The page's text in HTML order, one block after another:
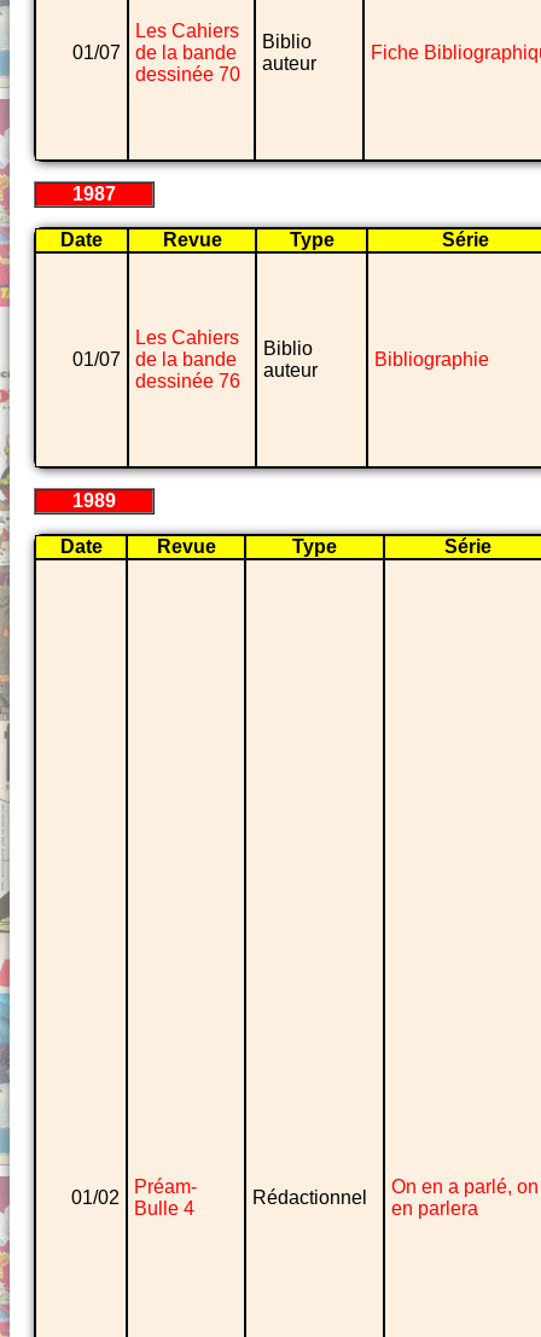
01/07
Les Cahiers
de la bande
dessinée 70
Biblio
auteur
Fiche
1987
Date Revue Type Série
01/07
Les Cahiers
de la bande
dessinée 76
Biblio
auteur
Bibliographie
1989
Date Revue Type Série
01/02
Préam-
Bulle 4
Rédactionnel
On en a parlé, on
en parlera